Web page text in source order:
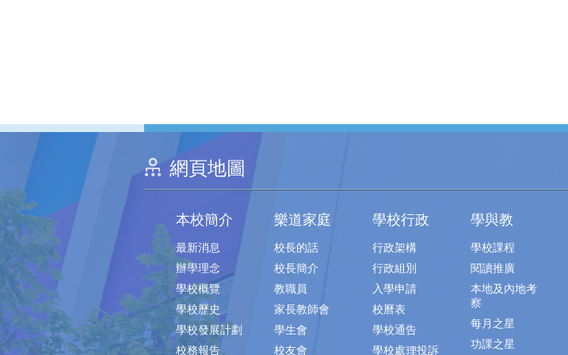
網頁地圖
本校簡介
最新消息
辦學理念
學校概覽
學校歷史
學校發展計劃
校務報告
樂道家庭
校長的話
校長簡介
教職員
家長教師會
學生會
校友會
學校行政
行政架構
行政組別
入學申請
校曆表
學校通告
學校處理投訴
學與教
學校課程
閱讀推廣
本地及內地考
察
每月之星
功課之星